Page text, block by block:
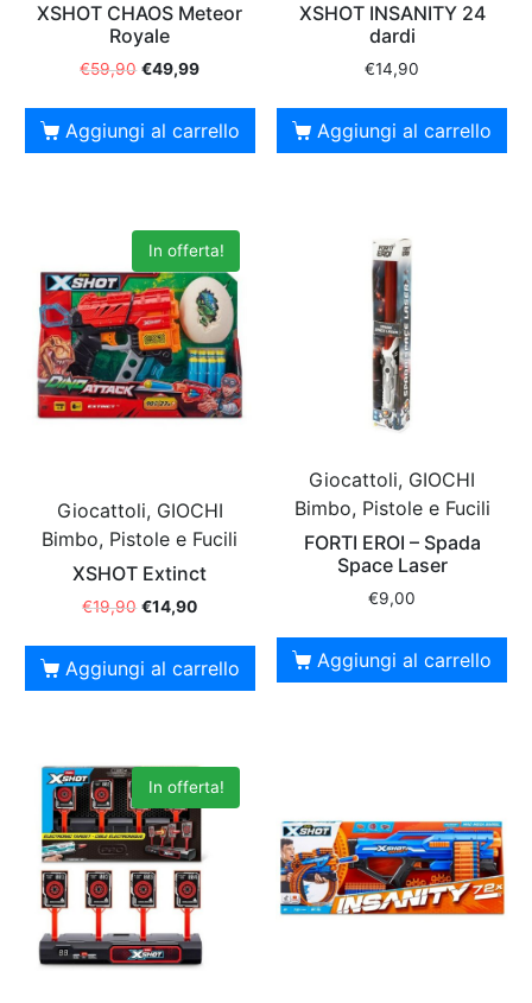
XSHOT CHAOS Meteor
Royale
€59,90 €49,99
Aggiungi al carrello
XSHOT INSANITY 24
dardi
€14,90
Aggiungi al carrello
In offerta!
Giocattoli, GIOCHI
Bimbo, Pistole e Fucili
XSHOT Extinct
€19,90 €14,90
Aggiungi al carrello
Giocattoli, GIOCHI
Bimbo, Pistole e Fucili
FORTI EROI – Spada
Space Laser
€9,00
Aggiungi al carrello
In offerta!